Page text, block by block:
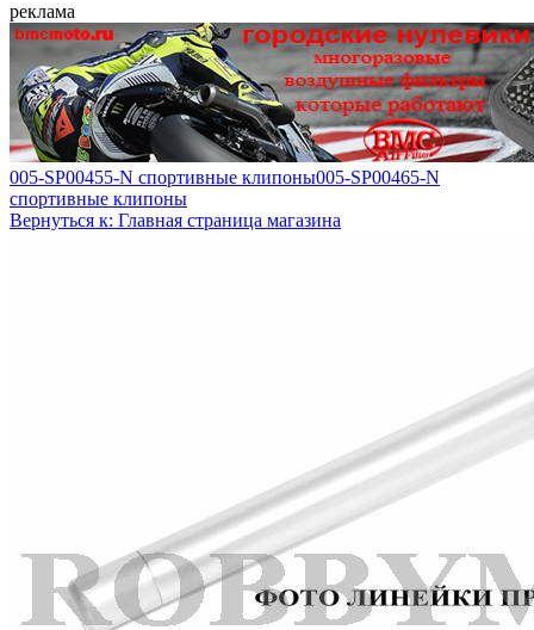
реклама
005-SP00455-N спортивные клипоны005-SP00465-N
спортивные клипоны
Вернуться к: Главная страница магазина